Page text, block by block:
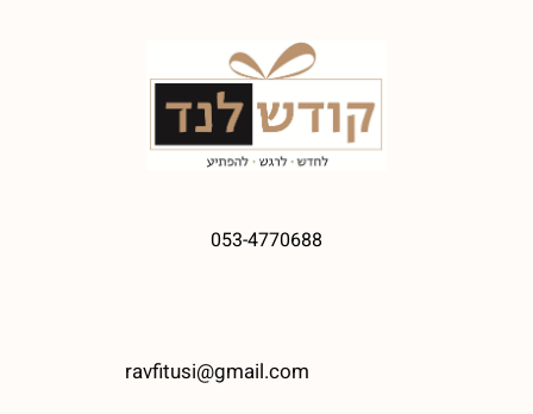
053-4770688